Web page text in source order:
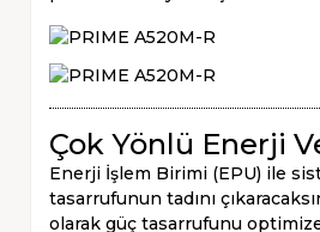
Çok Yönlü Enerji
Enerji İşlem Birimi (EPU) ile
tasarrufunun tadını
olarak güç tasarrufunu